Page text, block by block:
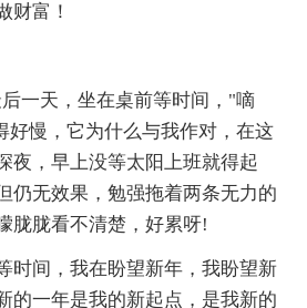
财富！
一天，坐在桌前等时间，"嘀
好慢，它为什么与我作对，在这
夜，早上没等太阳上班就得起
仍无效果，勉强拖着两条无力的
胧胧看不清楚，好累呀!
时间，我在盼望新年，我盼望新
的一年是我的新起点，是我新的